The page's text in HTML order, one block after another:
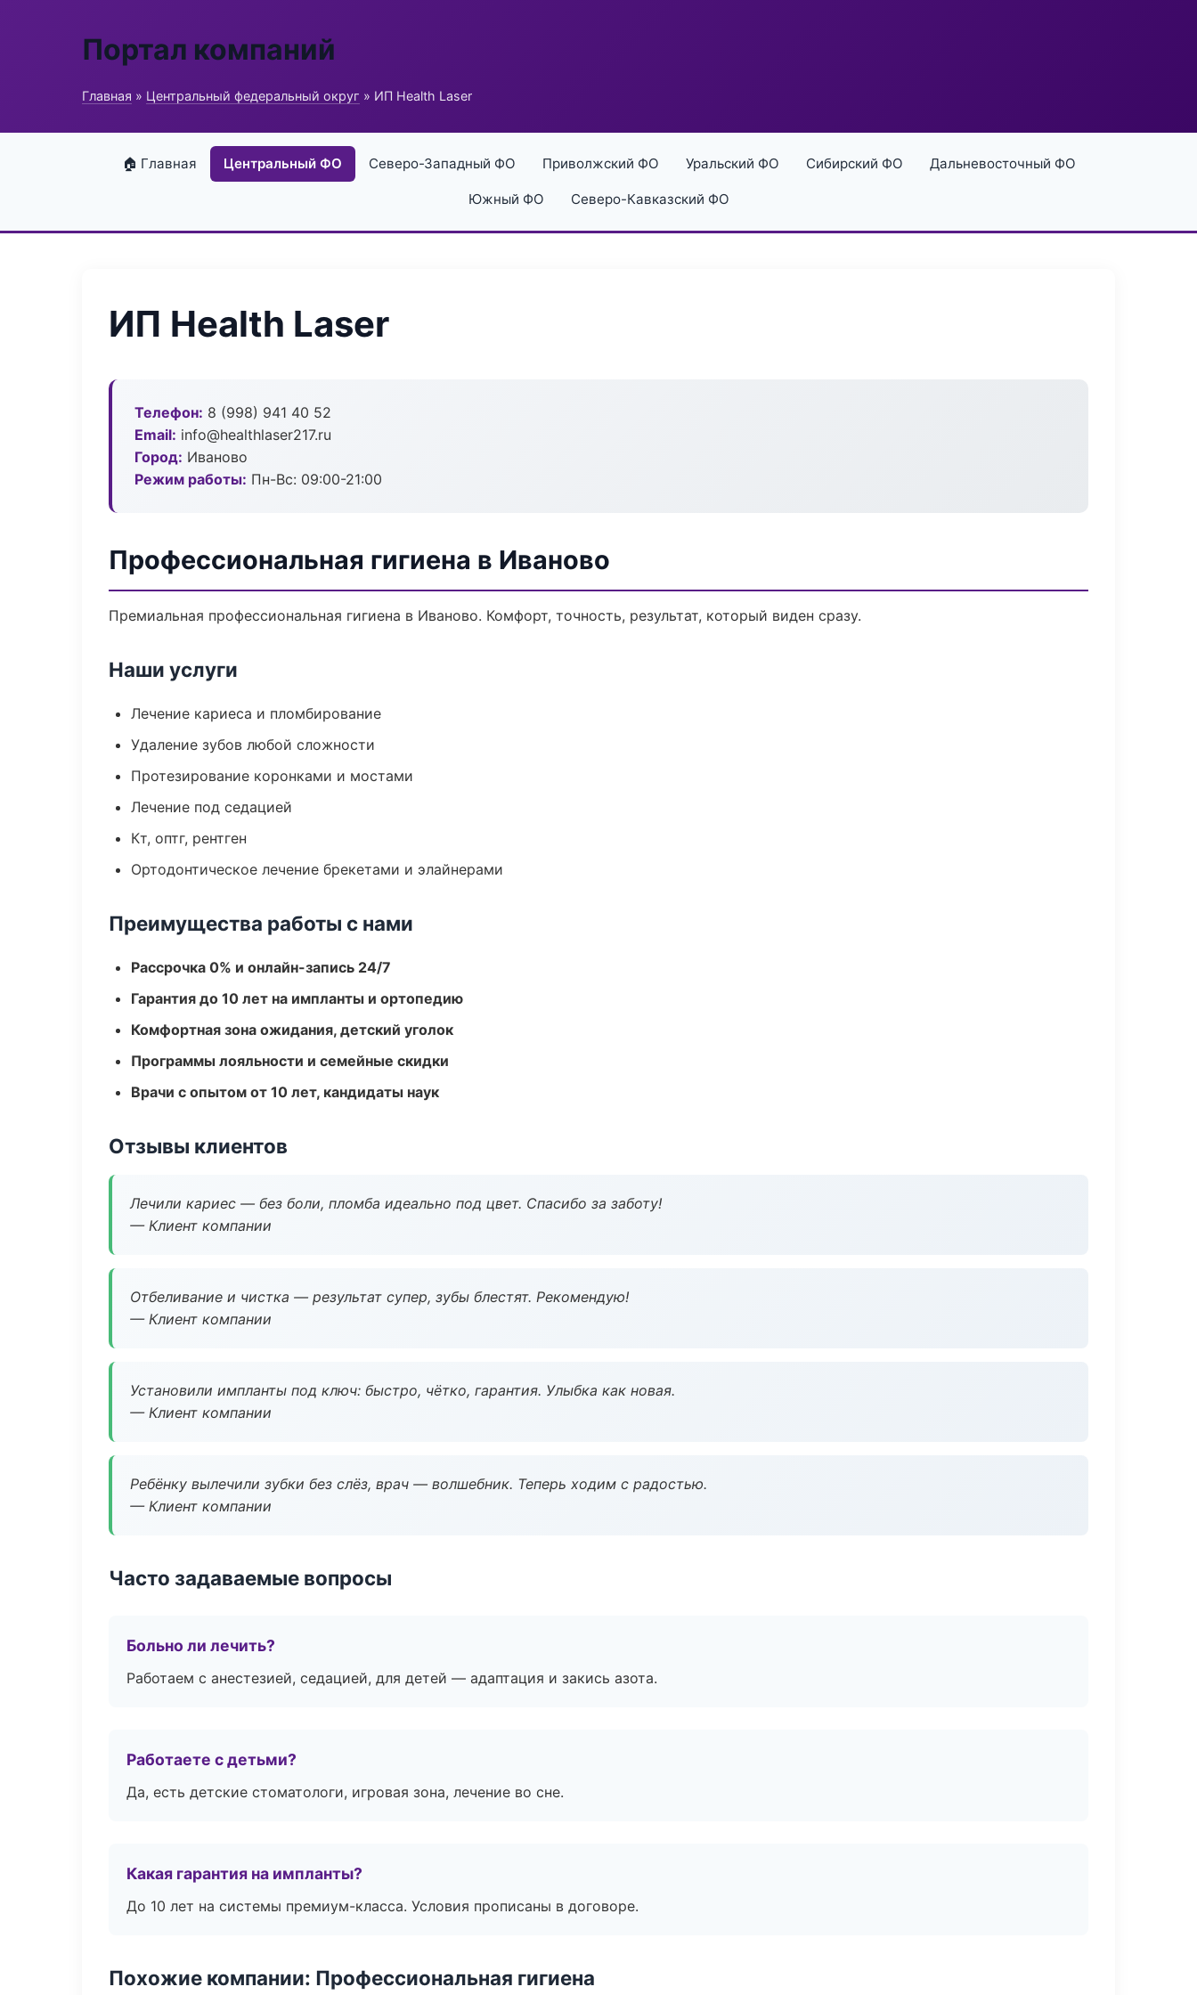
Портал компаний
Главная » Центральный федеральный округ » ИП Health Laser
🏠 Главная Центральный ФО Северо-Западный ФО Приволжский ФО Уральский ФО Сибирский ФО Дальневосточный ФО
Южный ФО Северо-Кавказский ФО
ИП Health Laser
Телефон: 8 (998) 941 40 52
Email: info@healthlaser217.ru
Город: Иваново
Режим работы: Пн-Вс: 09:00-21:00
Профессиональная гигиена в Иваново
Премиальная профессиональная гигиена в Иваново. Комфорт, точность, результат, который виден сразу.
Наши услуги
Лечение кариеса и пломбирование
Удаление зубов любой сложности
Протезирование коронками и мостами
Лечение под седацией
Кт, оптг, рентген
Ортодонтическое лечение брекетами и элайнерами
Преимущества работы с нами
Рассрочка 0% и онлайн-запись 24/7
Гарантия до 10 лет на импланты и ортопедию
Комфортная зона ожидания, детский уголок
Программы лояльности и семейные скидки
Врачи с опытом от 10 лет, кандидаты наук
Отзывы клиентов
Лечили кариес — без боли, пломба идеально под цвет. Спасибо за заботу!
— Клиент компании
Отбеливание и чистка — результат супер, зубы блестят. Рекомендую!
— Клиент компании
Установили импланты под ключ: быстро, чётко, гарантия. Улыбка как новая.
— Клиент компании
Ребёнку вылечили зубки без слёз, врач — волшебник. Теперь ходим с радостью.
— Клиент компании
Часто задаваемые вопросы
Больно ли лечить?
Работаем с анестезией, седацией, для детей — адаптация и закись азота.
Работаете с детьми?
Да, есть детские стоматологи, игровая зона, лечение во сне.
Какая гарантия на импланты?
До 10 лет на системы премиум-класса. Условия прописаны в договоре.
Похожие компании: Профессиональная гигиена